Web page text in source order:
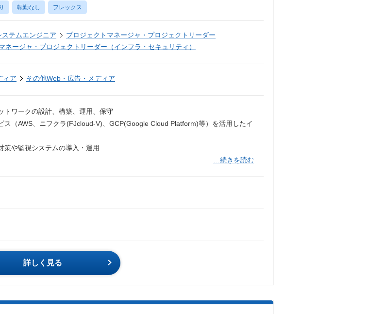
転勤なし フレックス
テムエンジニア
プロジェクトマネージャ・プロジェクトリーダー
ネージャ・プロジェクトリーダー（インフラ・セキュリティ）
ィア その他Web・広告・メディア
トワークの設計、構築、運用、保守
ス（AWS、ニフクラ(FJcloud-V)、GCP(Google Cloud Platform)等）を活用したイ
策や監視システムの導入・運用
…続きを読む
詳しく見る